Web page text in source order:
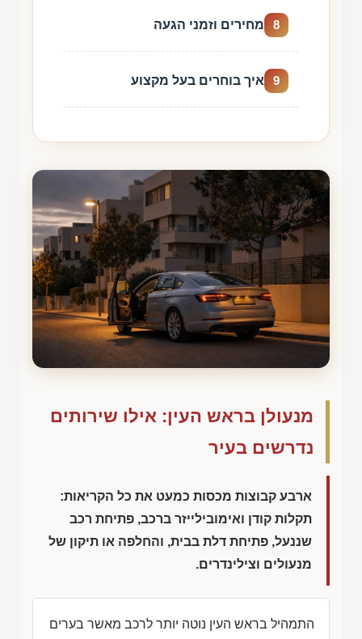
8 מחירים וזמני הגעה
9 איך בוחרים בעל מקצוע
מנעולן בראש העין: אילו שירותים
נדרשים בעיר
ארבע קבוצות מכסות כמעט את כל הקריאות:
תקלות קודן ואימובילייזר ברכב, פתיחת רכב
שננעל, פתיחת דלת בבית, והחלפה או תיקון של
מנעולים וצילינדרים.
התמהיל בראש העין נוטה יותר לרכב מאשר בערים